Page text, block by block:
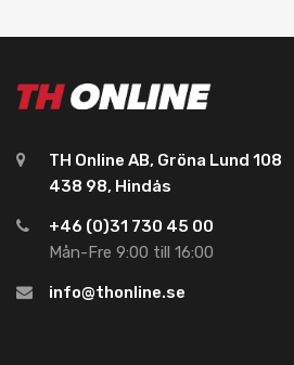
TH Online AB, Gröna Lund 108
438 98, Hindås
+46 (0)31 730 45 00
Mån-Fre 9:00 till 16:00
info@thonline.se